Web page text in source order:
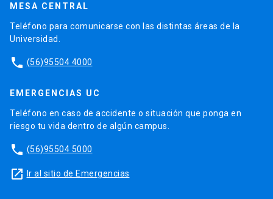
MESA CENTRAL
Teléfono para comunicarse con las distintas áreas de la
Universidad.
phone (56)95504 4000
EMERGENCIAS UC
Teléfono en caso de accidente o situación que ponga en
riesgo tu vida dentro de algún campus.
phone (56)95504 5000
launch Ir al sitio de Emergencias